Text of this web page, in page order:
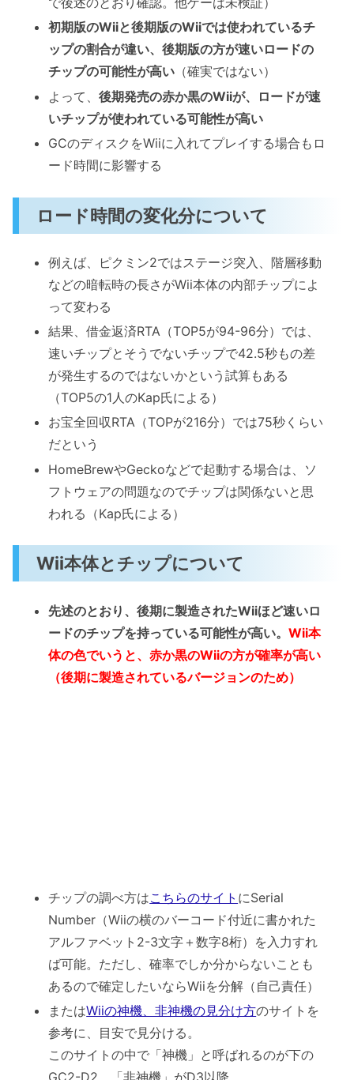
初期版のWiiと後期版のWiiでは使われているチ
ップの割合が違い、後期版の方が速いロードの
チップの可能性が高い （確実ではない）
よって、後期発売の赤か黒のWiiが、ロードが速
いチップが使われている可能性が高い
GCのディスクをWiiに入れてプレイする場合もロ
ード時間に影響する
ロード時間の変化分について
例えば、ピクミン2ではステージ突入、階層移動
などの暗転時の長さがWii本体の内部チップによ
って変わる
結果、借金返済RTA（TOP5が94-96分）では、
速いチップとそうでないチップで42.5秒もの差
が発生するのではないかという試算もある
（TOP5の1人のKap氏による）
お宝全回収RTA（TOPが216分）では75秒くらい
だという
HomeBrewやGeckoなどで起動する場合は、ソ
フトウェアの問題なのでチップは関係ないと思
われる（Kap氏による）
Wii本体とチップについて
先述のとおり、後期に製造されたWiiほど速いロ
ードのチップを持っている可能性が高い。Wii本
体の色でいうと、赤か黒のWiiの方が確率が高い
（後期に製造されているバージョンのため）
チップの調べ方はこちらのサイト にSerial
Number（Wiiの横のバーコード付近に書かれた
アルファベット2-3文字＋数字8桁）を入力すれ
ば可能。ただし、確率でしか分からないことも
あるので確定したいならWiiを分解（自己責任）
またはWiiの神機、非神機の見分け方のサイトを
参考に、目安で見分ける。
このサイトの中で「神機」と呼ばれるのが下の